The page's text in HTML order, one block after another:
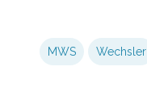
MWS Wechsler